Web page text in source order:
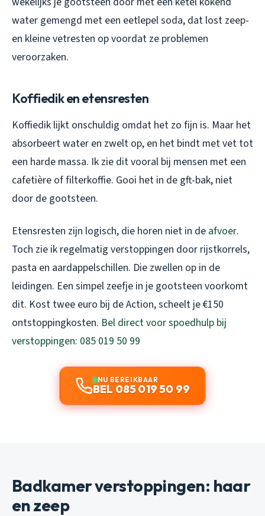
water gemengd met een eetlepel soda, dat lost zeep-
en kleine vetresten op voordat ze problemen
veroorzaken.
Koffiedik en etensresten
Koffiedik lijkt onschuldig omdat het zo fijn is. Maar het
absorbeert water en zwelt op, en het bindt met vet tot
een harde massa. Ik zie dit vooral bij mensen met een
cafetière of filterkoffie. Gooi het in de gft-bak, niet
door de gootsteen.
Etensresten zijn logisch, die horen niet in de afvoer.
Toch zie ik regelmatig verstoppingen door rijstkorrels,
pasta en aardappelschillen. Die zwellen op in de
leidingen. Een simpel zeefje in je gootsteen voorkomt
dit. Kost twee euro bij de Action, scheelt je €150
ontstoppingkosten. Bel direct voor spoedhulp bij
verstoppingen: 085 019 50 99
NU BEREIKBAAR
BEL 085 019 50 99
Badkamer verstoppingen: haar
en zeep